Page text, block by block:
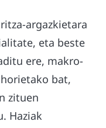
argazkietara
eta beste
ere, makro-
bat,
zituen
Haziak